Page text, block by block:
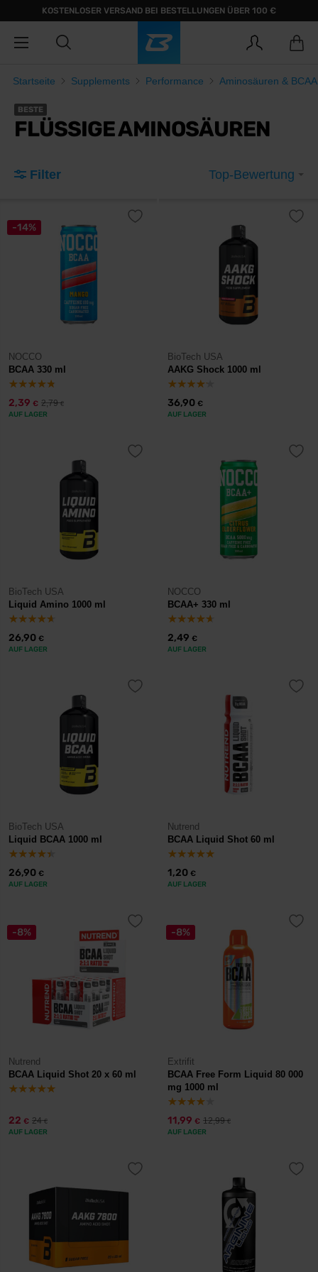
KOSTENLOSER VERSAND BEI BESTELLUNGEN ÜBER 100 €
Startseite Supplements Performance Aminosäuren & BCAA
BESTE
FLÜSSIGE AMINOSÄUREN
Filter Top-Bewertung
-14%
NOCCO
BCAA 330 ml
2,39 € 2,79€
AUF LAGER
BioTech USA
AAKG Shock 1000 ml
36,90 €
AUF LAGER
BioTech USA
Liquid Amino 1000 ml
26,90 €
AUF LAGER
NOCCO
BCAA+ 330 ml
2,49 €
AUF LAGER
BioTech USA
Liquid BCAA 1000 ml
26,90 €
AUF LAGER
Nutrend
BCAA Liquid Shot 60 ml
1,20 €
AUF LAGER
-8%
Nutrend
BCAA Liquid Shot 20 x 60 ml
22 € 24€
AUF LAGER
-8%
Extrifit
BCAA Free Form Liquid 80 000
mg 1000 ml
11,99 € 12,99€
AUF LAGER